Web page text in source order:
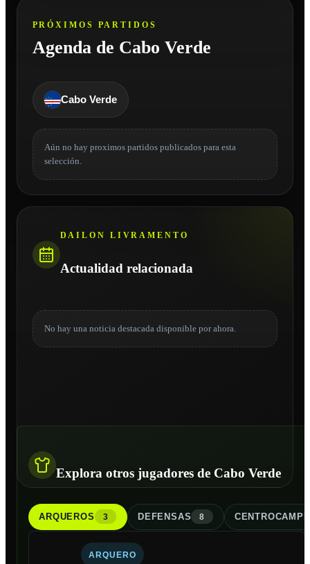
PRÓXIMOS PARTIDOS
Agenda de Cabo Verde
Cabo Verde
Aún no hay proximos partidos publicados para esta
selección.
DAILON LIVRAMENTO
Actualidad relacionada
No hay una noticia destacada disponible por ahora.
Explora otros jugadores de Cabo Verde
ARQUEROS 3 DEFENSAS 8
ARQUERO